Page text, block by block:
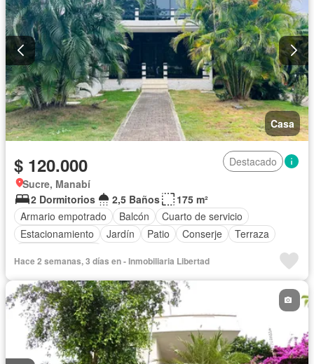
Casa
$ 120.000
Destacado
Sucre, Manabí
2 Dormitorios
2,5 Baños
175 m²
Armario empotrado
Balcón
Cuarto de servicio
Estacionamiento
Jardín Patio Conserje
Terraza
Hace 2 semanas, 3 días en - Inmobiliaria Libertad